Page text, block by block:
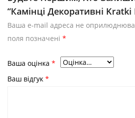
“Камінці Декоративні Kratki
Ваша e-mail адреса не
поля позначені *
Ваша оцінка *
Ваш відгук *